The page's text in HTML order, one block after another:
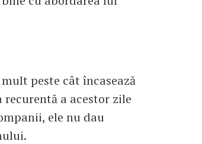
peste cât încasează
a acestor zile
ele nu dau